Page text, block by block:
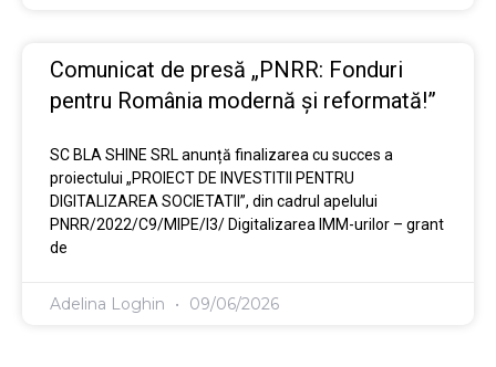
Comunicat de presă „PNRR: Fonduri
pentru România modernă și reformată!”
SC BLA SHINE SRL anunță finalizarea cu succes a
proiectului „PROIECT DE INVESTITII PENTRU
DIGITALIZAREA SOCIETATII”, din cadrul apelului
PNRR/2022/C9/MIPE/I3/ Digitalizarea IMM-urilor – grant
de
Adelina Loghin 09/06/2026